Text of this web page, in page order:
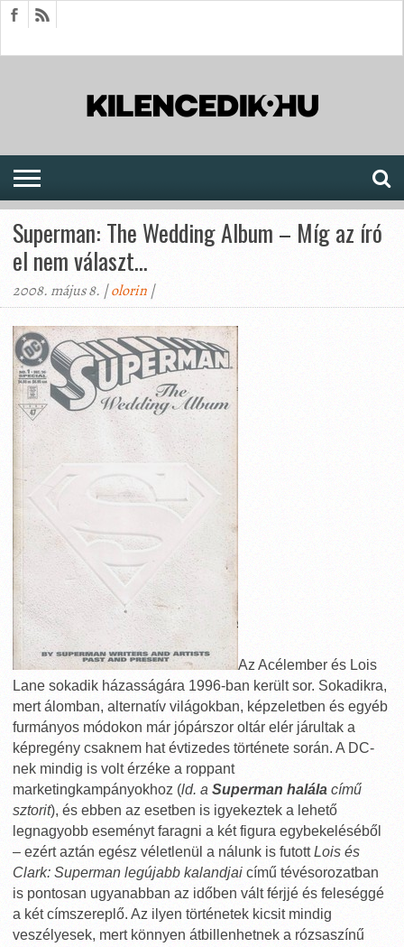
Superman: The Wedding Album – Míg az író
el nem választ…
2008. május 8. |olorin |
Az Acélember és Lois
Lane sokadik házasságára 1996-ban került sor. Sokadikra,
mert álomban, alternatív világokban, képzeletben és egyéb
furmányos módokon már jópárszor oltár elér járultak a
képregény csaknem hat évtizedes története során. A DC-
nek mindig is volt érzéke a roppant
marketingkampányokhoz (ld. a Superman halála című
sztorit), és ebben az esetben is igyekeztek a lehető
legnagyobb eseményt faragni a két figura egybekeléséből
– ezért aztán egész véletlenül a nálunk is futottLois és
Clark: Superman legújabb kalandjai című tévésorozatban
is pontosan ugyanabban az időben vált férjjé és feleséggé
a két címszereplő. Az ilyen történetek kicsit mindig
veszélyesek, mert könnyen átbillenhetnek a rózsaszínű